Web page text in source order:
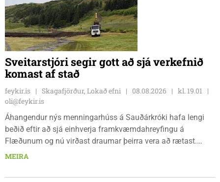
Sveitarstjóri segir gott að sjá verkefnið
komast af stað
feykir.is Skagafjörður, Lokað efni 08.08.2026
kl. 19.01
oli@feykir.is
Áhangendur nýs menningarhúss á Sauðárkróki hafa lengi
beðið eftir að sjá einhverja framkvæmdahreyfingu á
Flæðunum og nú virðast draumar þeirra vera að rætast.
Þórður Hansen mætti með tæki og tól og hóf
og sagði Magnús Barðdal sveitarstjóri það vera virkilega
MEIRA